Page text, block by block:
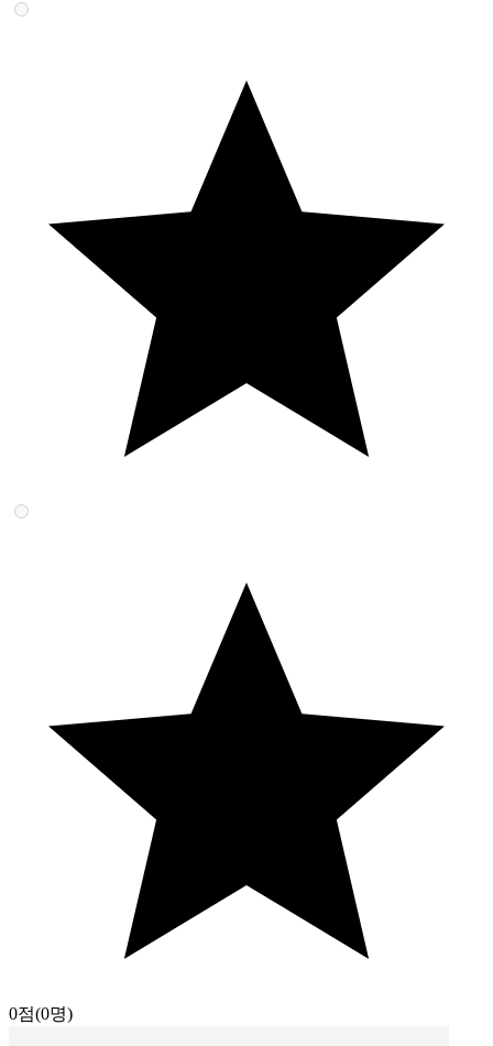
0점(0명)